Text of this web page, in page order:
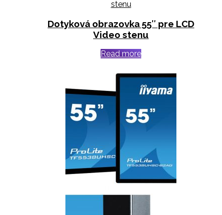
Dotyková obrazovka 55″ pre LCD
Video stenu
Read more